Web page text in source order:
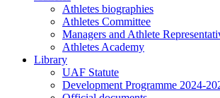
Athletes biographies
Athletes Committee
Managers and Athlete
Athletes Academy
Library
UAF Statute
Development Programme 2024-